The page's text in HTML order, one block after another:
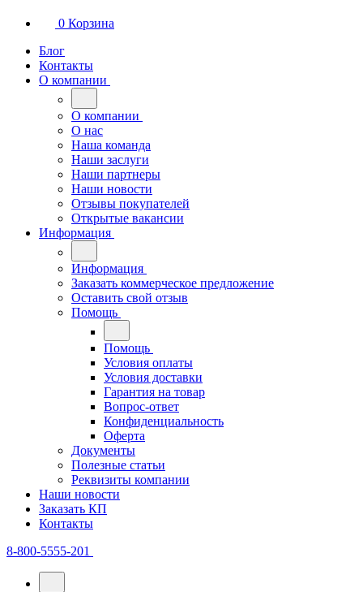
0 Корзина
Блог
Контакты
О компании
О компании
О нас
Наша команда
Наши заслуги
Наши партнеры
Наши новости
Отзывы покупателей
Открытые вакансии
Информация
Информация
Заказать коммерческое предложение
Оставить свой отзыв
Помощь
Помощь
Условия оплаты
Условия доставки
Гарантия на товар
Вопрос-ответ
Конфиденциальность
Оферта
Документы
Полезные статьи
Реквизиты компании
Наши новости
Заказать КП
Контакты
8-800-5555-201